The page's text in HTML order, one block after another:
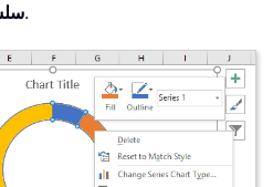
لفتح لوحة التنسيق.